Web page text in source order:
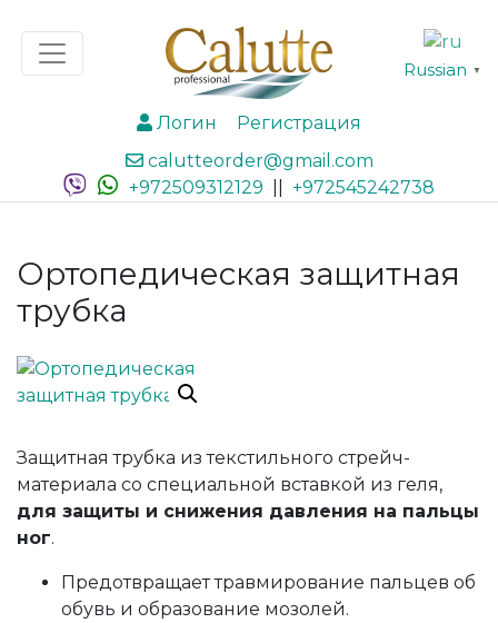
Логин
Регистрация
calutteorder@gmail.com
+972509312129
+972545242738
Russian ▼
Ортопедическая защитная
трубка
Защитная трубка из текстильного стрейч-
материала со специальной вставкой из геля,
для защиты и снижения давления на пальцы
ног.
Предотвращает травмирование пальцев об
обувь и образование мозолей.